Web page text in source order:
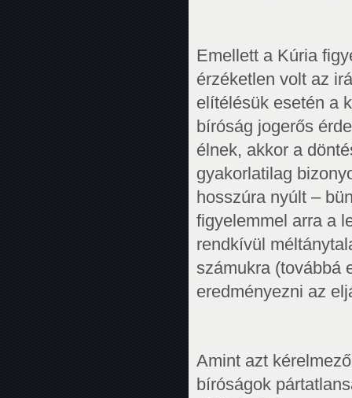
Emellett a Kúria
érzéketlen volt az
elítélésük esetén a
bíróság jogerős
élnek, akkor a
gyakorlatilag
hosszúra nyúlt –
figyelemmel arra a
rendkívül
számukra (továbbá
eredményezni az
Amint azt
bíróságok